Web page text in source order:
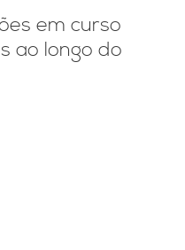
em curso
ao longo do